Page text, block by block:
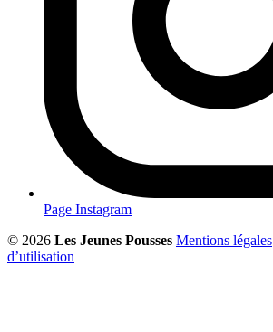
Page Instagram
© 2026 Les Jeunes Pousses Mentions légales
d’utilisation